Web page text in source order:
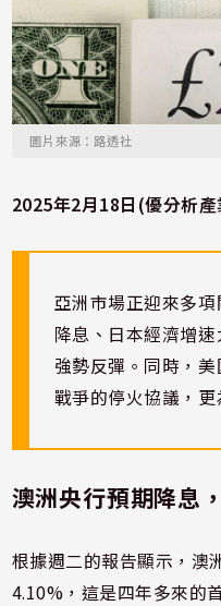
圖片來源：路透社
2025年2月18日(優分析
亞洲市場正迎來多
降息、日本經濟增
強勢反彈。同時，
戰爭的停火協議，更
澳洲央行預期降息
根據週二的報告顯示，澳
4.10%，這是四年多來的